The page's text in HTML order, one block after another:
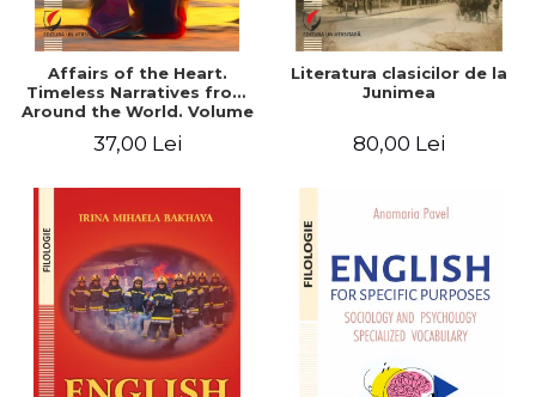
Affairs of the Heart.
Timeless Narratives from
Around the World. Volume
37,00 Lei
Literatura clasicilor de la
Junimea
80,00 Lei